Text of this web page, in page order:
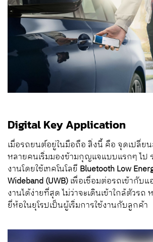
Digital Key Application
เมื่อรถยนต์อยู่ในมือถือ สิ่งนี้ คือ จุดเปลี่ย
หลายคนเริ่มมองข้ามกุญแจแบบแรกๆ ไป
งานโดยใช้เทคโนโลยี Bluetooth Low
Wideband (UWB)เพื่อเชื่อมต่อรถเข้ากับ
งานได้ง่ายที่สุด ไม่ว่าจะเดินเข้าใกล้ตัวรถ
ยี่ห้อในยุโรปเป็นผู้เริ่มการใช้งานกับลูกค้า